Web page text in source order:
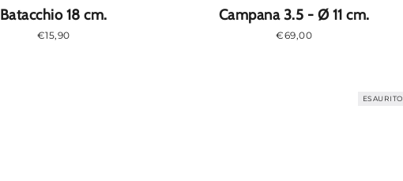
Batacchio 18 cm.
Prezzo
€15,90
Campana 3.5 - Ø 11 cm.
Prezzo
€69,00
ESAURITO